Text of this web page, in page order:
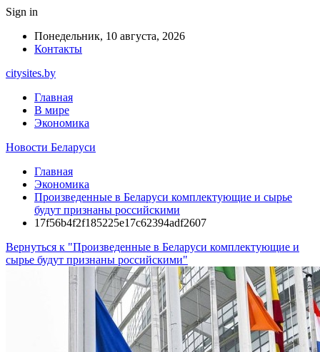
Sign in
Понедельник, 10 августа, 2026
Контакты
citysites.by
Главная
В мире
Экономика
Новости Беларуси
Главная
Экономика
Произведенные в Беларуси комплектующие и сырье
будут признаны российскими
17f56b4f2f185225e17c62394adf2607
Вернуться к "Произведенные в Беларуси комплектующие и
сырье будут признаны российскими"